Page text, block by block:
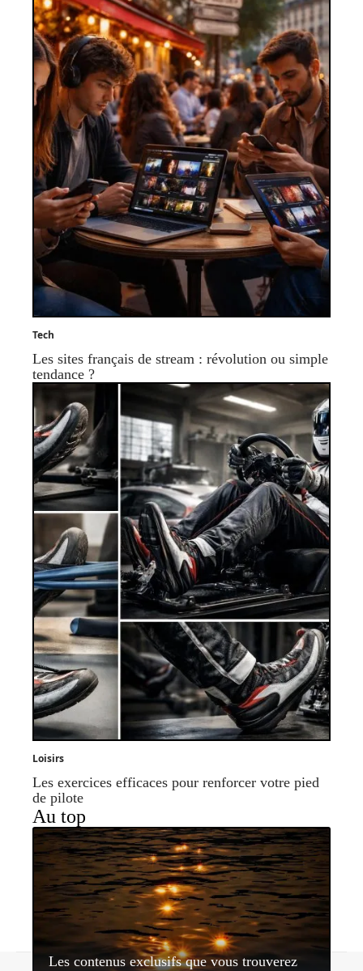
Tech
Les sites français de stream : révolution ou simple
tendance ?
Loisirs
Les exercices efficaces pour renforcer votre pied
de pilote
Au top
Les contenus exclusifs que vous trouverez